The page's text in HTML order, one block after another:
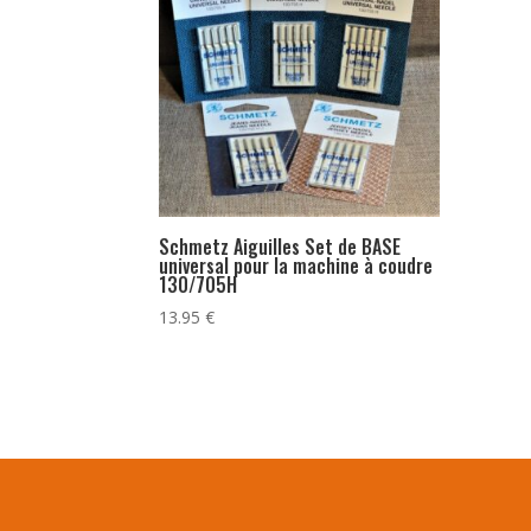
Schmetz Aiguilles Set de BASE
universal pour la machine à coudre
130/705H
13.95€